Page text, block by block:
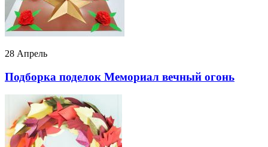
28 Апрель
Подборка поделок Мемориал вечный огонь